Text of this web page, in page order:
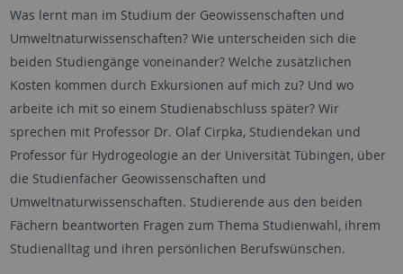
Was lernt man im Studium der Geowissenschaften und
Umweltnaturwissenschaften? Wie unterscheiden sich die
beiden Studiengänge voneinander? Welche zusätzlichen
Kosten kommen durch Exkursionen auf mich zu? Und wo
arbeite ich mit so einem Studienabschluss später? Wir
sprechen mit Professor Dr. Olaf Cirpka, Studiendekan und
Professor für Hydrogeologie an der Universität Tübingen, über
die Studienfächer Geowissenschaften und
Umweltnaturwissenschaften. Studierende aus den beiden
Fächern beantworten Fragen zum Thema Studienwahl, ihrem
Studienalltag und ihren persönlichen Berufswünschen.